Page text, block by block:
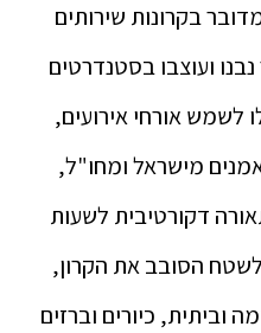
בקרונות שירותים
ועוצבו בסטנדרטים
לשמש אורחי אירועים,
מישראל ומחו"ל,
דקורטיבית לשעות
הסובב את הקרון,
וביתית, כיורים וברזים